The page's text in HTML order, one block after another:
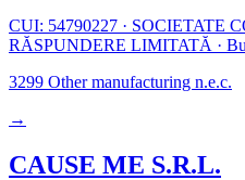
CUI: 54790227 · SOCIETATE
RĂSPUNDERE LIMITATĂ ·
3299 Other manufacturing n.e.c.
→
CAUSE ME S.R.L.